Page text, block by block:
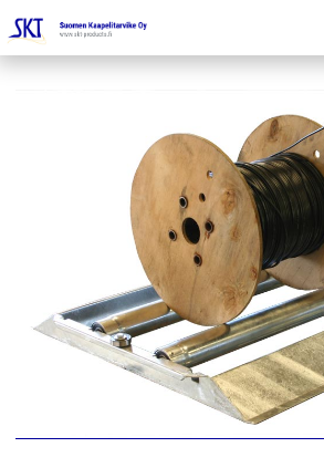
KAIVOKSILLE
TUOTTEET
KAIKKI OSASTOT
KAAPELINKÄSITTELYLAITTEET
JÄNNITETYÖLINJAVARUSTEET
KAIVOSTEOLLISUUDEN LAITTEET